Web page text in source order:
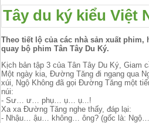
Tây du ký kiểu Việt
Theo tiết lộ của các nhà sản xuất phim,
quay bộ phim Tân Tây Du Ký.
Kịch bản tập 3 của Tân Tây Du Ký, Giam
Một ngày kia, Đường Tăng đi ngang qua
xúi, Ngộ Không đã gọi Đường Tăng một
núi:
- Sư… ư… phụ… ụ… ụ...!
Xa xa Đường Tăng nghe thấy, đáp lại:
- Nhậu… ậu… không… ông? (gốc là: